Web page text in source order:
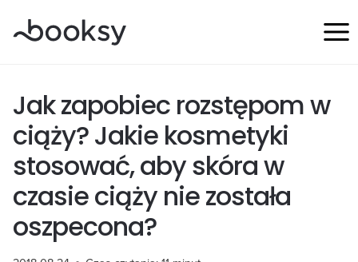
do
Jak zapobiec rozstępom w
ciąży? Jakie kosmetyki
stosować, aby skóra w
czasie ciąży nie została
oszpecona?